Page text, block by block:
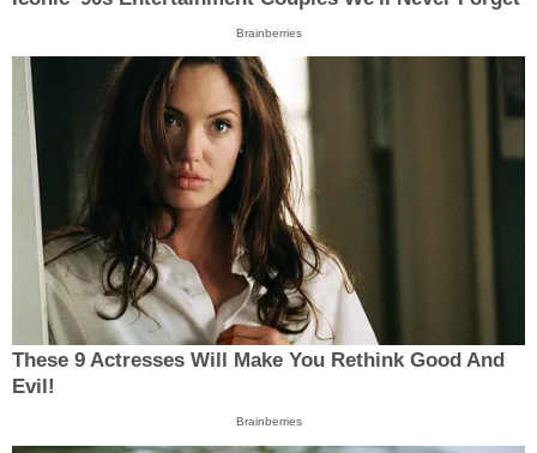
Brainberries
These 9 Actresses Will Make You Rethink Good And
Evil!
Brainberries